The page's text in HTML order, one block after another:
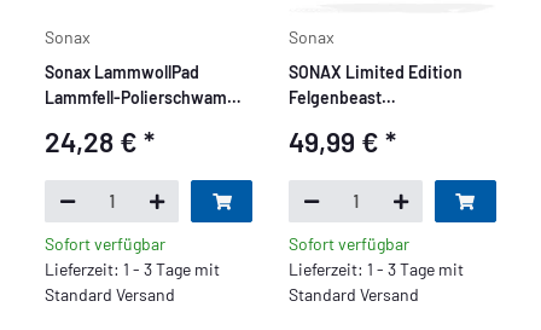
Sonax
Sonax LammwollPad
Lammfell-Polierschwamm
24,28 €*
Sofort verfügbar
Lieferzeit: 1 - 3 Tage mit
Standard Versand
Sonax
SONAX Limited Edition
Felgenbeast
Guard - Basis Set 5 teilig
49,99 € *
Sofort verfügbar
Lieferzeit: 1 - 3 Tage mit
Standard Versand